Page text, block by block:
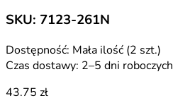
SKU: 7123-261N
Dostępność: Mała ilość (2 szt.)
Czas dostawy: 2–5 dni roboczych
43.75 zł